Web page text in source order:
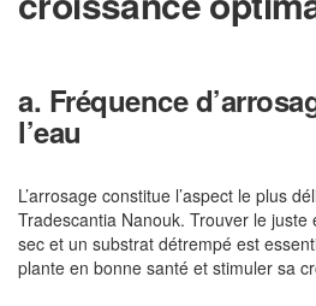
a. Fréquence
l’eau
L’arrosage constitue l’aspect le plus
Tradescantia Nanouk. Trouver le
sec et un substrat détrempé est
plante en bonne santé et stimuler sa